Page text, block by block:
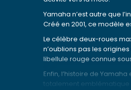
Yamaha n’est autre que
Créé en 2001, ce modèle
Le célèbre deux-roues
n’oublions pas les
libellule rouge connue
Enfin, l’histoire de
totalement emblématique